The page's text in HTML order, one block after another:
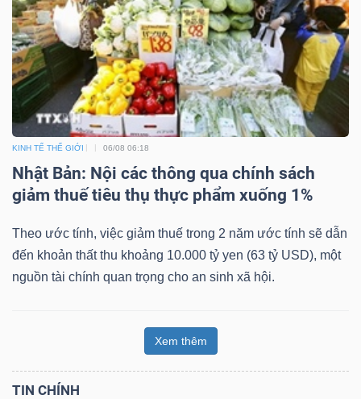
KINH TẾ THẾ GIỚI 06/08 06:18
Nhật Bản: Nội các thông qua chính sách
giảm thuế tiêu thụ thực phẩm xuống 1%
Theo ước tính, việc giảm thuế trong 2 năm ước tính sẽ dẫn
đến khoản thất thu khoảng 10.000 tỷ yen (63 tỷ USD), một
nguồn tài chính quan trọng cho an sinh xã hội.
Xem thêm
TIN CHÍNH